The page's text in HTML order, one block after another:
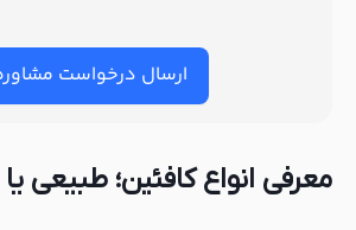
ارسال درخواست
معرفی انواع کافئین؛ طبیعی